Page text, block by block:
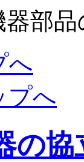
部
へ
プへ
の